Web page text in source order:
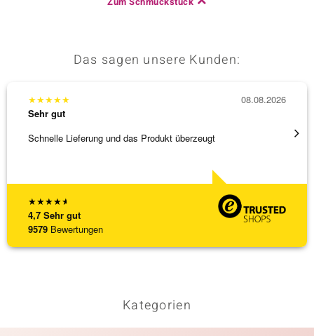
Das sagen unsere Kunden:
★★★★★
4,7 Sehr gut
9579 Bewertungen
★★★★★
Sehr gut
Schnelle Lieferung und das Produkt überzeugt
08.08.2026
Kategorien